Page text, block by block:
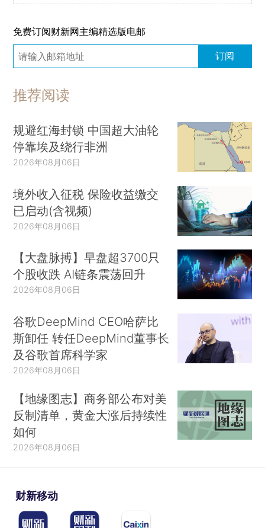
免费订阅财新网主编精选版电邮
订阅
推荐阅读
规避红海封锁 中国超大油轮
停靠埃及绕行非洲
2026年08月06日
境外收入征税 保险收益缴交
已启动(含视频)
2026年08月06日
【大盘脉搏】早盘超3700只
个股收跌 AI链条震荡回升
2026年08月06日
谷歌DeepMind CEO哈萨比
斯卸任 转任DeepMind董事长
及谷歌首席科学家
2026年08月06日
【地缘图志】商务部公布对美
反制清单，黄金大涨后持续性
如何
2026年08月06日
财新移动